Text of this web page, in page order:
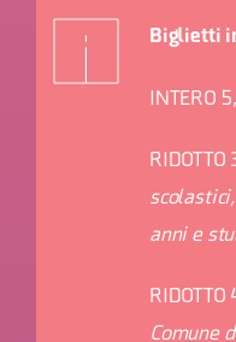
Biglietti
INTERO
anni e
Comune